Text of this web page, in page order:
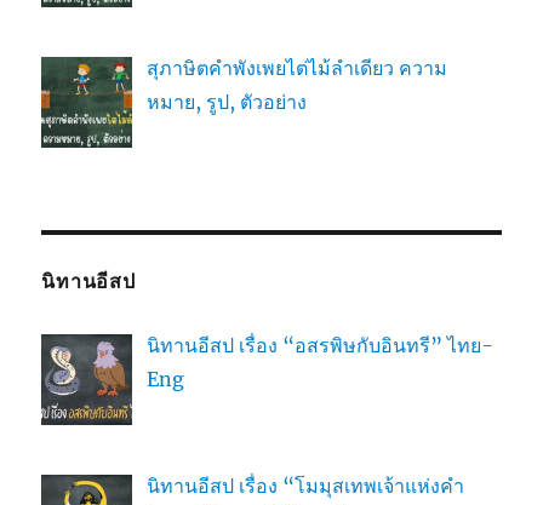
สุภาษิตคำพังเพยไต่ไม้ลำเดียว ความ
หมาย, รูป, ตัวอย่าง
นิทานอีสป
นิทานอีสป เรื่อง “อสรพิษกับอินทรี” ไทย-
Eng
นิทานอีสป เรื่อง “โมมุสเทพเจ้าแห่งคำ